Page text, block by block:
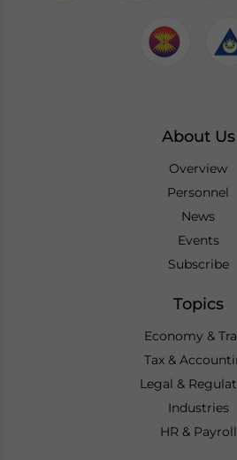
About Us
Overview
Personnel
News
Events
Subscribe
Topics
Economy &
Tax &
Legal &
Industries
HR & Payroll